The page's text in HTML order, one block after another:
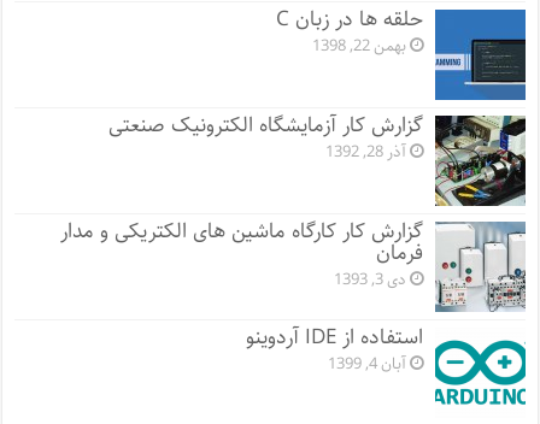
حلقه ها در زبان C
بهمن 22, 1398
گزارش کار آزمایشگاه الکترونیک صنعتی
آذر 28, 1392
گزارش کار کارگاه ماشین های الکتریکی و مدار
فرمان
دی 3, 1393
استفاده از IDE آردوینو
آبان 4, 1399